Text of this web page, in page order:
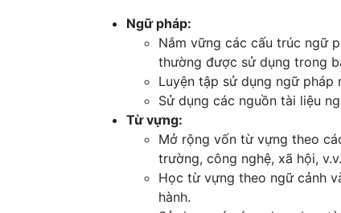
Ngữ pháp:
Nắm vững các cấu trúc ngữ
thường được sử dụng trong
Luyện tập sử dụng ngữ
Sử dụng các nguồn tài liệu
Từ vựng:
Mở rộng vốn từ vựng theo
trường, công nghệ, xã hội, v.v.
Học từ vựng theo ngữ cảnh
hành.